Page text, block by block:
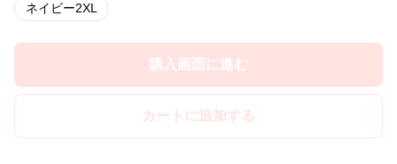
ネイビー2XL
購入画面に進む
カートに追加する